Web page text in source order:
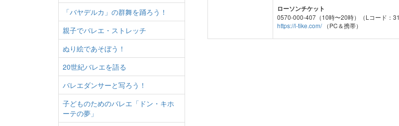
ローソンチケット
0570-000-407（10時〜20時）（Lコード：
https://l-tike.com/（PC＆携帯）
「バヤデルカ」の群舞を踊ろう！
親子でバレエ・ストレッチ
ぬり絵であそぼう！
20世紀バレエを語る
バレエダンサーと写ろう！
子どものためのバレエ「ドン・キホ
ーテの夢」